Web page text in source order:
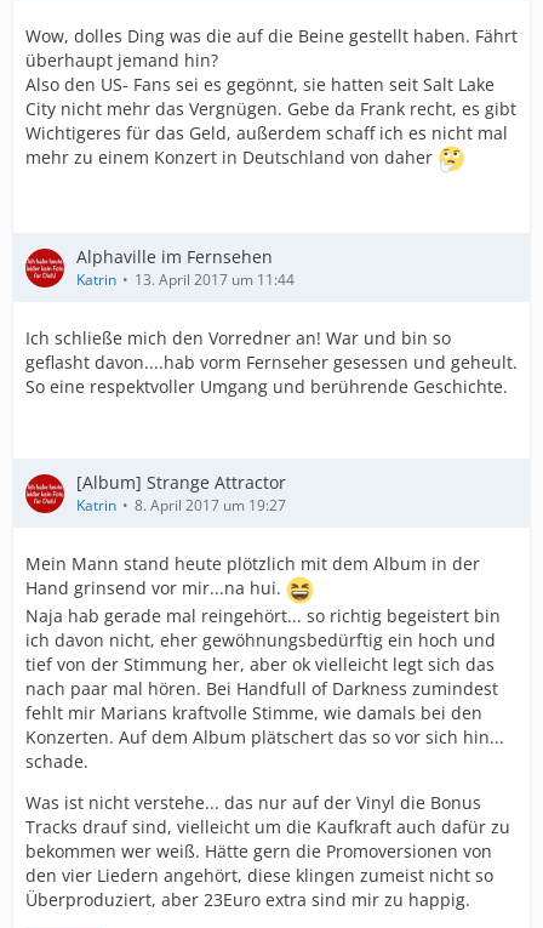
Wow, dolles Ding was die auf die Beine gestellt haben. Fährt
überhaupt jemand hin?
Also den US- Fans sei es gegönnt, sie hatten seit Salt Lake
City nicht mehr das Vergnügen. Gebe da Frank recht, es gibt
Wichtigeres für das Geld, außerdem schaff ich es nicht mal
mehr zu einem Konzert in Deutschland von daher
Alphaville im Fernsehen
Katrin 13. April 2017 um 11:44
Ich schließe mich den Vorredner an! War und bin so
geflasht davon....hab vorm Fernseher gesessen und geheult.
So eine respektvoller Umgang und berührende Geschichte.
[Album] Strange Attractor
Katrin 8. April 2017 um 19:27
Mein Mann stand heute plötzlich mit dem Album in der
Hand grinsend vor mir...na hui.
Naja hab gerade mal reingehört... so richtig begeistert bin
ich davon nicht, eher gewöhnungsbedürftig ein hoch und
tief von der Stimmung her, aber ok vielleicht legt sich das
nach paar mal hören. Bei Handfull of Darkness zumindest
fehlt mir Marians kraftvolle Stimme, wie damals bei den
Konzerten. Auf dem Album plätschert das so vor sich hin...
schade.
Was ist nicht verstehe... das nur auf der Vinyl die Bonus
Tracks drauf sind, vielleicht um die Kaufkraft auch dafür zu
bekommen wer weiß. Hätte gern die Promoversionen von
den vier Liedern angehört, diese klingen zumeist nicht so
Überproduziert, aber 23Euro extra sind mir zu happig.